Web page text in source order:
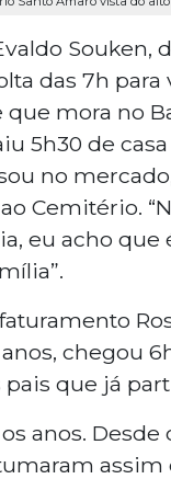
Souken,
das 7h para
que mora no
5h30 de casa
no
Cemitério.
eu acho que
anos, chegou
pais que já
anos.
assim